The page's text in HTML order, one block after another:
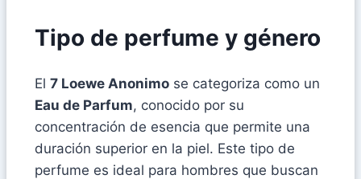
Tipo de perfume y género
El 7 Loewe Anonimo se categoriza como un
Eau de Parfum, conocido por su
concentración de esencia que permite una
duración superior en la piel. Este tipo de
perfume es ideal para hombres que buscan